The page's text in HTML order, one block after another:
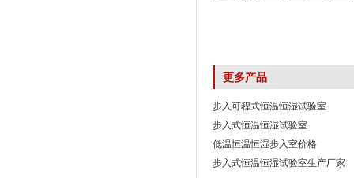
更多产品
步入可程式恒温恒湿试验室
步入式恒温恒湿试验室
低温恒温恒湿步入室价格
步入式恒温恒湿试验室生产厂家